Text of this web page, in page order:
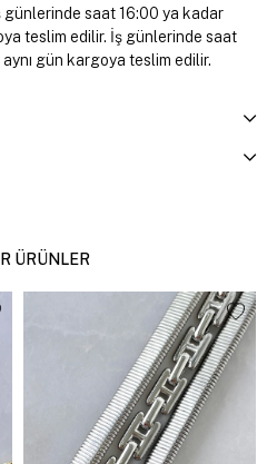
günlerinde saat 16:00 ya kadar
teslim edilir. İş günlerinde saat
gün kargoya teslim edilir.
ÜRÜNLER